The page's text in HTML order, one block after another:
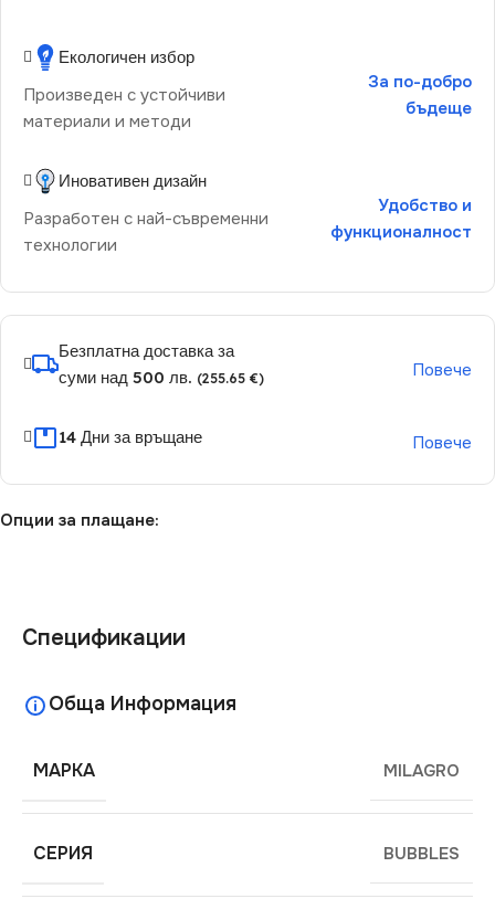
Екологичен избор
Произведен с устойчиви
материали и методи
За по-добро
бъдеще
Иновативен дизайн
Разработен с най-съвременни
технологии
Удобство и
функционалност
Безплатна доставка за
суми над 500 лв. (255.65 €) Повече
14 Дни за връщане Повече
Опции за плащане:
Спецификации
Обща Информация
МАРКА MILAGRO
СЕРИЯ BUBBLES